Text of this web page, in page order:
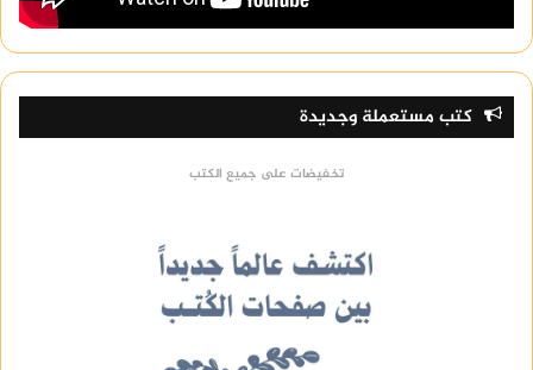
كتب مستعملة وجديدة
تخفيضات على جميع الكتب